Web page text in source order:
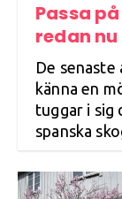
Passa
redan nu
De
känna en
tuggar i sig
spanska